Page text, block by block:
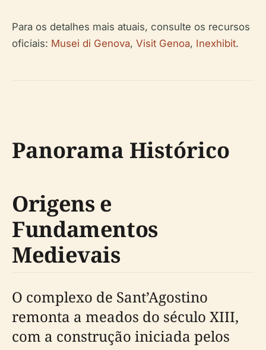
Para os detalhes mais atuais, consulte os recursos
oficiais: Musei di Genova, Visit Genoa, Inexhibit.
Panorama Histórico
Origens e
Fundamentos
Medievais
O complexo de Sant’Agostino
remonta a meados do século XIII,
com a construção iniciada pelos